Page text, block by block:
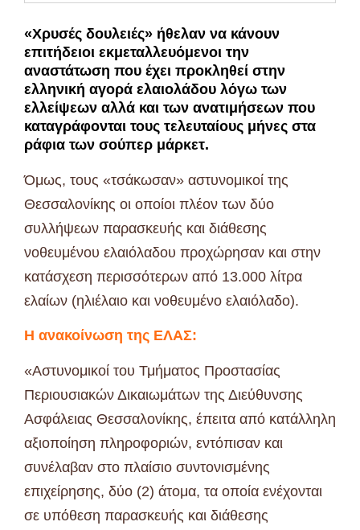
«Χρυσές δουλειές» ήθελαν να κάνουν
επιτήδειοι εκμεταλλευόμενοι την
αναστάτωση που έχει προκληθεί στην
ελληνική αγορά ελαιολάδου λόγω των
ελλείψεων αλλά και των ανατιμήσεων που
καταγράφονται τους τελευταίους μήνες στα
ράφια των σούπερ μάρκετ.
Όμως, τους «τσάκωσαν» αστυνομικοί της
Θεσσαλονίκης οι οποίοι πλέον των δύο
συλλήψεων παρασκευής και διάθεσης
νοθευμένου ελαιόλαδου προχώρησαν και στην
κατάσχεση περισσότερων από 13.000 λίτρα
ελαίων (ηλιέλαιο και νοθευμένο ελαιόλαδο).
Η ανακοίνωση της ΕΛΑΣ:
«Αστυνομικοί του Τμήματος Προστασίας
Περιουσιακών Δικαιωμάτων της Διεύθυνσης
Ασφάλειας Θεσσαλονίκης, έπειτα από κατάλληλη
αξιοποίηση πληροφοριών, εντόπισαν και
συνέλαβαν στο πλαίσιο συντονισμένης
επιχείρησης, δύο (2) άτομα, τα οποία ενέχονται
σε υπόθεση παρασκευής και διάθεσης